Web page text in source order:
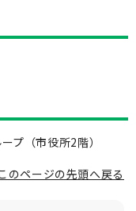
（市役所2階）
のページの先頭へ戻る